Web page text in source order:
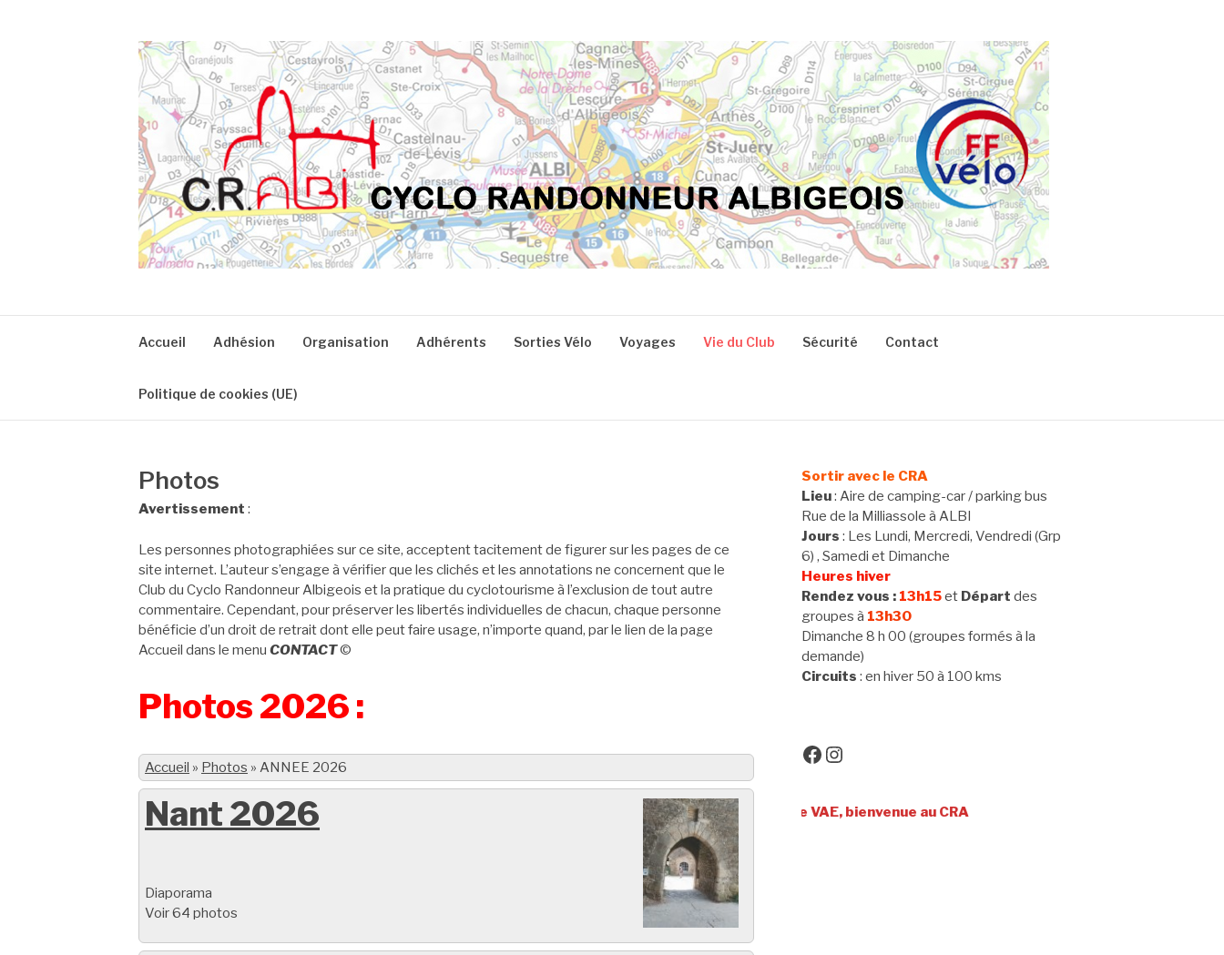
Accueil Adhésion Organisation Adhérents Sorties Vélo Voyages Vie du Club Sécurité Contact
Politique de cookies (UE)
Photos
Avertissement :
Les personnes photographiées sur ce site, acceptent tacitement de figurer sur les pages de ce
site internet. L’auteur s’engage à vérifier que les clichés et les annotations ne concernent que le
Club du Cyclo Randonneur Albigeois et la pratique du cyclotourisme à l’exclusion de tout autre
commentaire. Cependant, pour préserver les libertés individuelles de chacun, chaque personne
bénéficie d’un droit de retrait dont elle peut faire usage, n’importe quand, par le lien de la page
Accueil dans le menu CONTACT©
Photos 2026 :
Accueil » Photos » ANNEE 2026
Nant 2026
Diaporama
Voir 64 photos
Sortir avec le CRA
Lieu: Aire de camping-car / parking bus
Rue de la Milliassole à ALBI
Jours : Les Lundi, Mercredi, Vendredi (Grp
6) , Samedi et Dimanche
Heures hiver
Rendez vous : 13h15et Départ des
groupes à 13h30
Dimanche 8 h 00 (groupes formés à la
demande)
Circuits : en hiver 50 à 100 kms
Facebook
Instagram
Utilisateurs de VAE, bienvenue au CRA